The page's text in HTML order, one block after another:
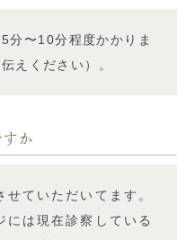
分〜10分程度かかりま
えください）。
か
ていただいてます。
には現在診察している